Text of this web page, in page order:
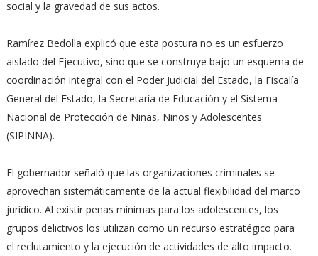
social y la gravedad de sus actos.
Ramírez Bedolla explicó que esta postura no es un esfuerzo
aislado del Ejecutivo, sino que se construye bajo un esquema de
coordinación integral con el Poder Judicial del Estado, la Fiscalía
General del Estado, la Secretaría de Educación y el Sistema
Nacional de Protección de Niñas, Niños y Adolescentes
(SIPINNA).
El gobernador señaló que las organizaciones criminales se
aprovechan sistemáticamente de la actual flexibilidad del marco
jurídico. Al existir penas mínimas para los adolescentes, los
grupos delictivos los utilizan como un recurso estratégico para
el reclutamiento y la ejecución de actividades de alto impacto.